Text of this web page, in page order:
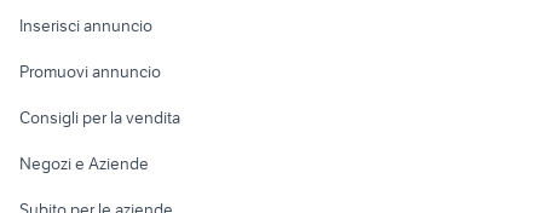
Console e
Fotografia
Telefonia
Inserisci annuncio
Promuovi annuncio
Consigli per la vendita
Negozi e Aziende